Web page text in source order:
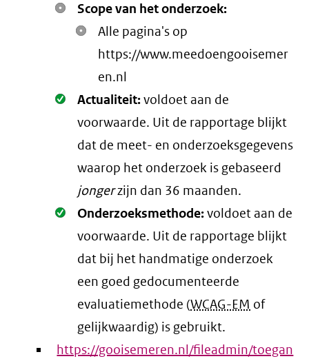
Scope van het onderzoek:
Alle pagina's op
https://www.meedoengooisemer
en.nl
Oké.
Actualiteit:voldoet aan de
voorwaarde. Uit de rapportage blijkt
dat de meet- en onderzoeksgegevens
waarop het onderzoek is gebaseerd
jongerzijn dan 36 maanden.
Oké.
Onderzoeksmethode:voldoet aan de
voorwaarde. Uit de rapportage blijkt
dat bij het handmatige onderzoek
een goed gedocumenteerde
evaluatiemethode (WCAG-EM of
gelijkwaardig) is gebruikt.
https://gooisemeren.nl/fileadmin/toegan